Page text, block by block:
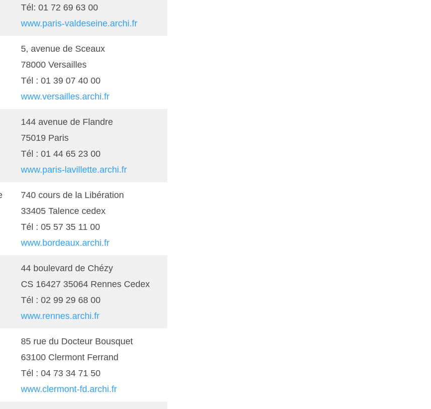
Tél: 01 72 69 63 00
www.paris-valdeseine.archi.fr
5, avenue de Sceaux
78000 Versailles
Tél : 01 39 07 40 00
www.versailles.archi.fr
144 avenue de Flandre
75019 Paris
Tél : 01 44 65 23 00
www.paris-lavillette.archi.fr
740 cours de la Libération
33405 Talence cedex
Tél : 05 57 35 11 00
www.bordeaux.archi.fr
44 boulevard de Chézy
CS 16427 35064 Rennes Cedex
Tél : 02 99 29 68 00
www.rennes.archi.fr
85 rue du Docteur Bousquet
63100 Clermont Ferrand
Tél : 04 73 34 71 50
www.clermont-fd.archi.fr